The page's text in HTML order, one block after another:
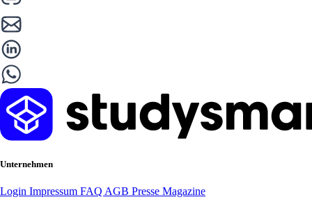
Unternehmen
Login Impressum FAQ AGB Presse Magazine